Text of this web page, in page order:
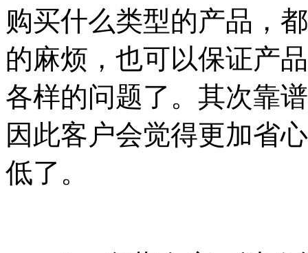
购买什么类型的产品，
的麻烦，也可以保证产
各样的问题了。其次靠
因此客户会觉得更加省
低了。